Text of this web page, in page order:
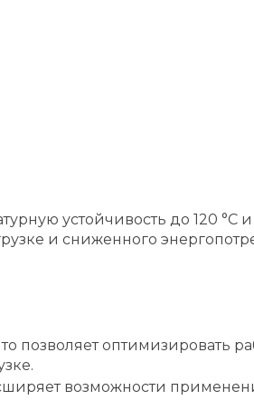
устойчивость до 120 °C
и сниженного
позволяет оптимизировать
возможности